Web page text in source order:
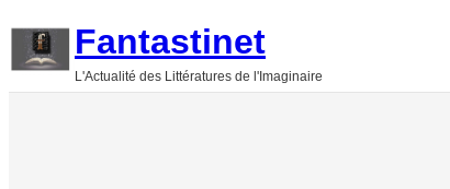
Fantastinet
L'Actualité des Littératures de l'Imaginaire